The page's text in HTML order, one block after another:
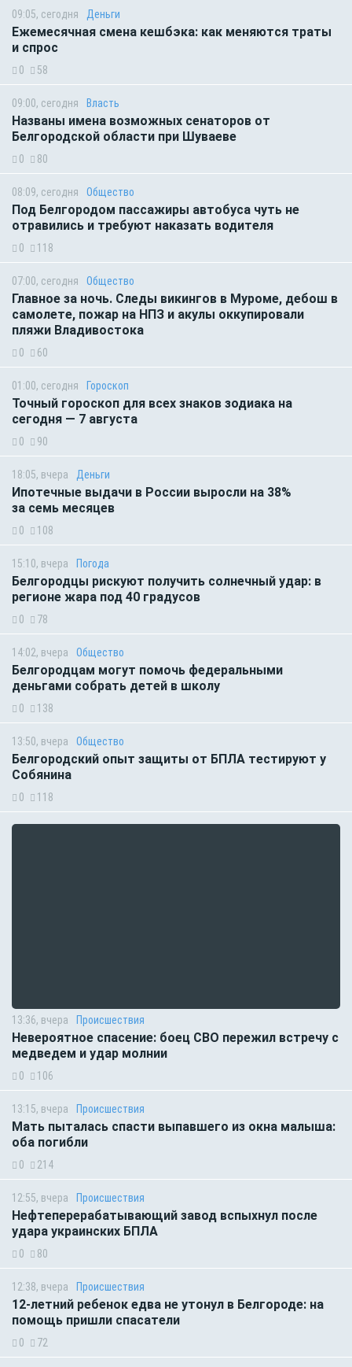
09:05, сегодня Деньги
Ежемесячная смена кешбэка: как меняются траты
и спрос
0 58
09:00, сегодня Власть
Названы имена возможных сенаторов от
Белгородской области при Шуваеве
0 80
08:09, сегодня Общество
Под Белгородом пассажиры автобуса чуть не
отравились и требуют наказать водителя
0 118
07:00, сегодня Общество
Главное за ночь. Следы викингов в Муроме, дебош в
самолете, пожар на НПЗ и акулы оккупировали
пляжи Владивостока
0 60
01:00, сегодня Гороскоп
Точный гороскоп для всех знаков зодиака на
сегодня — 7 августа
0 90
18:05, вчера Деньги
Ипотечные выдачи в России выросли на 38%
за семь месяцев
0 108
15:10, вчера Погода
Белгородцы рискуют получить солнечный удар: в
регионе жара под 40 градусов
0 78
14:02, вчера Общество
Белгородцам могут помочь федеральными
деньгами собрать детей в школу
0 138
13:50, вчера Общество
Белгородский опыт защиты от БПЛА тестируют у
Собянина
0 118
13:36, вчера Происшествия
Невероятное спасение: боец СВО пережил встречу с
медведем и удар молнии
0 106
13:15, вчера Происшествия
Мать пыталась спасти выпавшего из окна малыша:
оба погибли
0 214
12:55, вчера Происшествия
Нефтеперерабатывающий завод вспыхнул после
удара украинских БПЛА
0 80
12:38, вчера Происшествия
12-летний ребенок едва не утонул в Белгороде: на
помощь пришли спасатели
0 72